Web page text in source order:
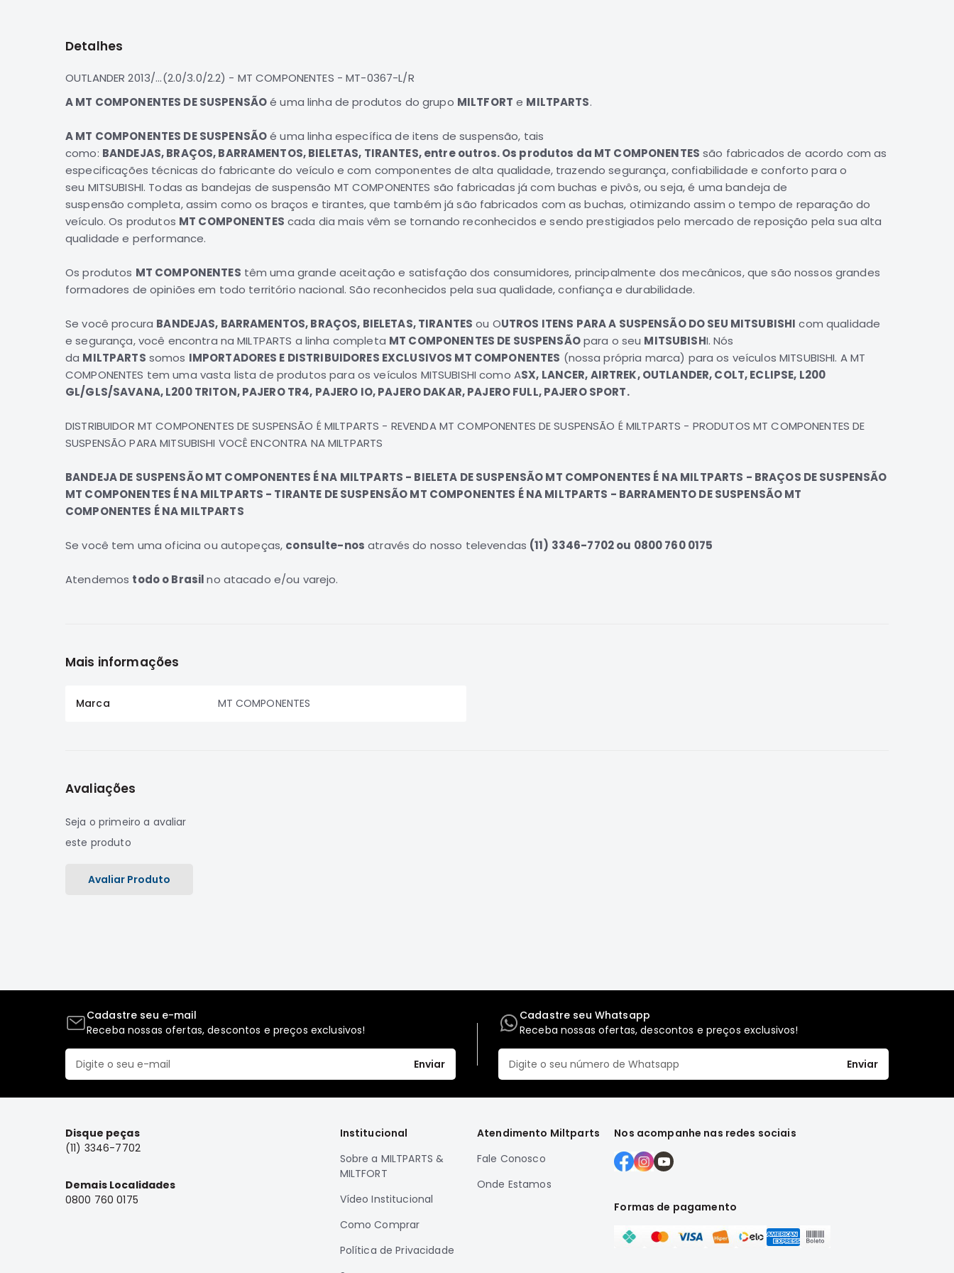
da
de
Detalhes
OUTLANDER 2013/...(2.0/3.0/2.2) - MT COMPONENTES - MT-0367-L/R
A MT COMPONENTES DE SUSPENSÃOé uma linha de produtos do grupo MILTFORT e MILTPARTS.
A MT COMPONENTES DE SUSPENSÃOé uma linha específica de itens de suspensão, tais
como: BANDEJAS, BRAÇOS, BARRAMENTOS, BIELETAS, TIRANTES, entre outros. Os produtos da MT COMPONENTES são fabricados de acordo com as
especificações técnicas do fabricante do veículo e com componentes de alta qualidade, trazendo segurança, confiabilidade e conforto para o
seu MITSUBISHI. Todas as bandejas de suspensão MT COMPONENTES são fabricadas já com buchas e pivôs, ou seja, é umabandeja de
suspensão completa, assim como os braços e tirantes, que também já são fabricados com as buchas, otimizando assim o tempo de reparação do
veículo. Os produtos MT COMPONENTES cada dia mais vêm se tornando reconhecidos e sendo prestigiados pelo mercado de reposição pela sua alta
qualidade e performance.
Os produtos MT COMPONENTES têm uma grande aceitação e satisfação dos consumidores, principalmente dos mecânicos, que são nossos grandes
formadores de opiniões em todo território nacional. São reconhecidos pela sua qualidade, confiança e durabilidade.
Se você procura BANDEJAS, BARRAMENTOS, BRAÇOS, BIELETAS, TIRANTES ou OUTROS ITENS PARA A SUSPENSÃO DO SEU MITSUBISHI com qualidade
e segurança, você encontra naMILTPARTS a linha completa MT COMPONENTES DE SUSPENSÃOpara o seu MITSUBISHI. Nós
da MILTPARTS somos IMPORTADORES E DISTRIBUIDORES EXCLUSIVOS MT COMPONENTES (nossa própria marca) para os veículos MITSUBISHI. AMT
COMPONENTES tem uma vasta lista de produtos para os veículos MITSUBISHI como ASX, LANCER, AIRTREK, OUTLANDER, COLT, ECLIPSE, L200
GL/GLS/SAVANA, L200 TRITON, PAJERO TR4, PAJERO IO, PAJERO DAKAR, PAJERO FULL, PAJERO SPORT.
DISTRIBUIDOR MT COMPONENTES DE SUSPENSÃO É MILTPARTS - REVENDA MT COMPONENTES DE SUSPENSÃO É MILTPARTS - PRODUTOS MT COMPONENTES DE
SUSPENSÃO PARA MITSUBISHI VOCÊ ENCONTRA NA MILTPARTS
BANDEJA DE SUSPENSÃO MT COMPONENTES É NA MILTPARTS - BIELETA DE SUSPENSÃO MT COMPONENTES É NA MILTPARTS - BRAÇOS DE SUSPENSÃO
MT COMPONENTES É NA MILTPARTS - TIRANTE DE SUSPENSÃO MT COMPONENTES É NA MILTPARTS - BARRAMENTO DE SUSPENSÃO MT
COMPONENTES É NA MILTPARTS
Se você tem uma oficina ou autopeças, consulte-nos através do nosso televendas (11) 3346-7702 ou 0800 760 0175
Atendemos todo o Brasil no atacado e/ou varejo.
Mais informações
Marca MT COMPONENTES
Avaliações
Seja o primeiro a avaliar
este produto
Avaliar Produto
Cadastre seu e-mail
Receba nossas ofertas, descontos e preços exclusivos!
Enviar
Cadastre seu Whatsapp
Receba nossas ofertas, descontos e preços exclusivos!
Enviar
Disque peças
(11) 3346-7702
Demais Localidades
0800 760 0175
Institucional
Sobre a MILTPARTS &
MILTFORT
Vídeo Institucional
Como Comprar
Política de Privacidade
Atendimento Miltparts
Fale Conosco
Onde Estamos
Nos acompanhe nas redes sociais
Formas de pagamento